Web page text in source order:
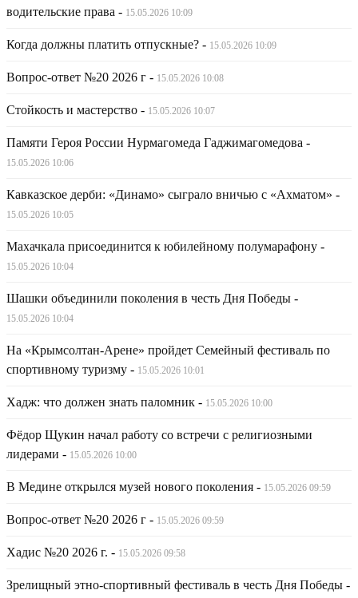
водительские права - 15.05.2026 10:09
Когда должны платить отпускные? - 15.05.2026 10:09
Вопрос-ответ №20 2026 г - 15.05.2026 10:08
Стойкость и мастерство - 15.05.2026 10:07
Памяти Героя России Нурмагомеда Гаджимагомедова -
15.05.2026 10:06
Кавказское дерби: «Динамо» сыграло вничью с «Ахматом» -
15.05.2026 10:05
Махачкала присоединится к юбилейному полумарафону -
15.05.2026 10:04
Шашки объединили поколения в честь Дня Победы -
15.05.2026 10:04
На «Крымсолтан-Арене» пройдет Семейный фестиваль по
спортивному туризму - 15.05.2026 10:01
Хадж: что должен знать паломник - 15.05.2026 10:00
Фёдор Щукин начал работу со встречи с религиозными
лидерами - 15.05.2026 10:00
В Медине открылся музей нового поколения - 15.05.2026 09:59
Вопрос-ответ №20 2026 г - 15.05.2026 09:59
Хадис №20 2026 г. - 15.05.2026 09:58
Зрелищный этно-спортивный фестиваль в честь Дня Победы -